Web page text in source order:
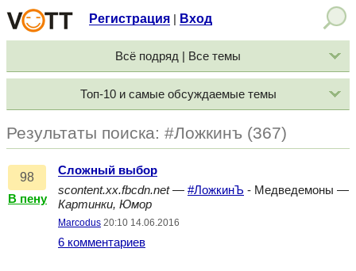
Регистрация Вход
Всё подряд | Все темы
Топ-10 и самые обсуждаемые темы
Результаты поиска: #Ложкинъ (367)
98
В пену
Сложный выбор
scontent.xx.fbcdn.net— #ЛожкинЪ - Медведемоны —
Картинки, Юмор
Marcodus 20:10 14.06.2016
6 комментариев